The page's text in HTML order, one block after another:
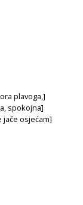
plavoga,]
spokojna]
jače osjećam]